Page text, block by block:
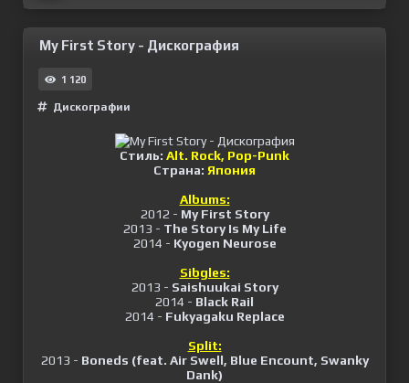
My First Story - Дискография
1 120
Дискографии
Стиль: Alt. Rock, Pop-Punk
Страна: Япония
Albums:
2012 - My First Story
2013 - The Story Is My Life
2014 - Kyogen Neurose
Sibgles:
2013 - Saishuukai Story
2014 - Black Rail
2014 - Fukyagaku Replace
Split:
2013 - Boneds (feat. Air Swell, Blue Encount, Swanky
Dank)